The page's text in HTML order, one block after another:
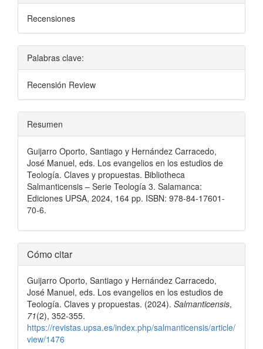
Recensiones
Palabras clave:
Recensión Review
Resumen
Guijarro Oporto, Santiago y Hernández Carracedo,
José Manuel, eds. Los evangelios en los estudios de
Teología. Claves y propuestas. Bibliotheca
Salmanticensis – Serie Teología 3. Salamanca:
Ediciones UPSA, 2024, 164 pp. ISBN: 978-84-17601-
70-6.
Detalles
del
artículo
Cómo citar
Guijarro Oporto, Santiago y Hernández Carracedo,
José Manuel, eds. Los evangelios en los estudios de
Teología. Claves y propuestas. (2024). Salmanticensis,
71(2), 352-355.
https://revistas.upsa.es/index.php/salmanticensis/article/
view/1476